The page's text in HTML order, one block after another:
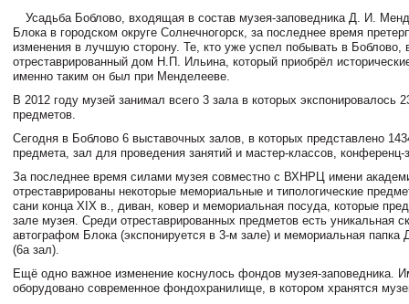
Усадьба Боблово, входящая в состав музея-заповедника Д. И.
Блока в городском округе Солнечногорск, за последнее время
изменения в лучшую сторону. Те, кто уже успел побывать в Боблово,
отреставрированный дом Н.П. Ильина, который приобрёл
именно таким он был при Менделееве.
В 2012 году музей занимал всего 3 зала в которых экспонировалось
предметов.
Сегодня в Боблово 6 выставочных залов, в которых представлено
предмета, зал для проведения занятий и мастер-классов, конференц-
За последнее время силами музея совместно с ВХНРЦ имени
отреставрированы некоторые мемориальные и типологические
сани конца XIX в., диван, ковер и мемориальная посуда, которые
зале музея. Среди отреставрированных предметов есть уникальная
автографом Блока (экспонируется в 3-м зале) и мемориальная
(6а зал).
Ещё одно важное изменение коснулось фондов музея-заповедника.
оборудовано современное фондохранилище, в котором хранятся